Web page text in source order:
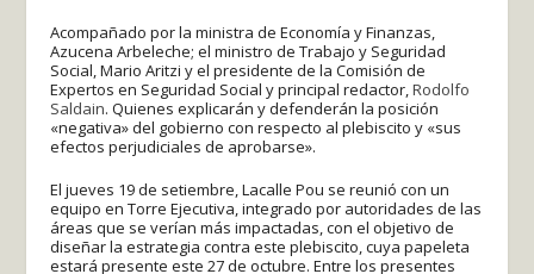
Acompañado por la ministra de Economía y Finanzas,
Azucena Arbeleche; el ministro de Trabajo y Seguridad
Social, Mario Aritzi y el presidente de la Comisión de
Expertos en Seguridad Social y principal redactor,Rodolfo
Saldain. Quienes explicarán y defenderán la posición
«negativa» del gobierno con respecto al plebiscito y «sus
efectos perjudiciales de aprobarse».
El jueves 19 de setiembre, Lacalle Pou se reunió con un
equipo en Torre Ejecutiva, integrado por autoridades de las
áreas que se verían más impactadas, con el objetivo de
diseñar la estrategia contra este plebiscito, cuya papeleta
estará presente este 27 de octubre. Entre los presentes